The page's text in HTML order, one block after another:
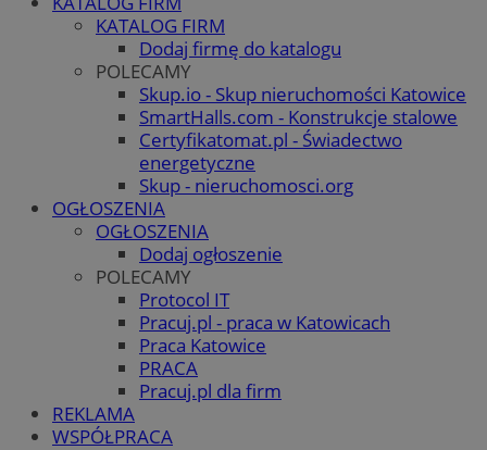
KATALOG FIRM
Dodaj firmę do katalogu
POLECAMY
Skup.io - Skup nieruchomości Katowice
SmartHalls.com - Konstrukcje stalowe
Certyfikatomat.pl - Świadectwo
energetyczne
Skup - nieruchomosci.org
OGŁOSZENIA
OGŁOSZENIA
Dodaj ogłoszenie
POLECAMY
Protocol IT
Pracuj.pl - praca w Katowicach
Praca Katowice
PRACA
Pracuj.pl dla firm
REKLAMA
WSPÓŁPRACA